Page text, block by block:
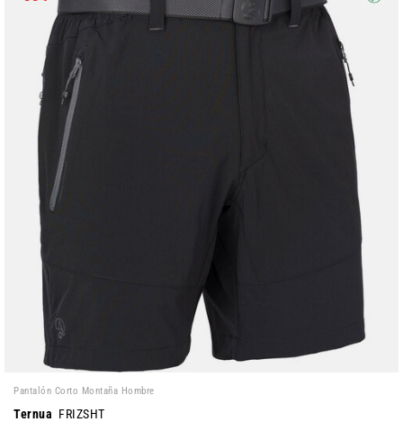
Pantalón Corto Montaña Hombre
Ternua FRIZSHT